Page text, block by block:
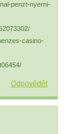
penzt-nyerni-
casino-
Odpovědět